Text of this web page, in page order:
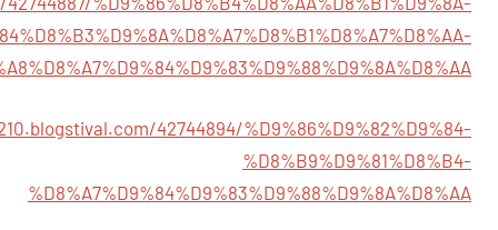
42744894/%D9%86%D9%82%D9%84-
%D8%B9%D9%81%D8%B4-
%D8%A7%D9%84%D9%83%D9%88%D9%8A%D8%AA